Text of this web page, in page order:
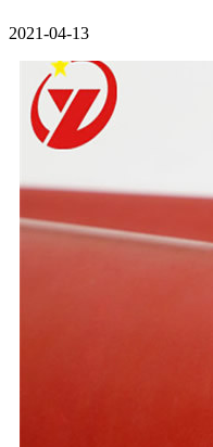
2021-04-13